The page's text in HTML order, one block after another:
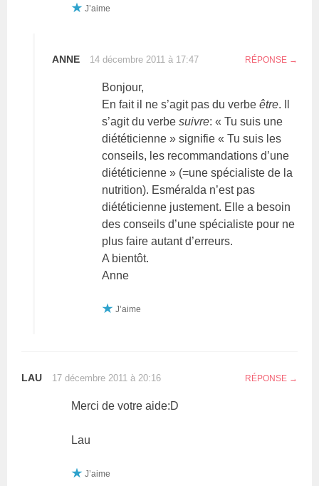
J’aime
ANNE 14 décembre 2011 à 17:47 RÉPONSE
Bonjour,
En fait il ne s’agit pas du verbeêtre. Il
s’agit du verbesuivre: « Tu suis une
diététicienne » signifie « Tu suis les
conseils, les recommandations d’une
diététicienne » (=une spécialiste de la
nutrition). Esméralda n’est pas
diététicienne justement. Elle a besoin
des conseils d’une spécialiste pour ne
plus faire autant d’erreurs.
A bientôt.
Anne
J’aime
LAU 17 décembre 2011 à 20:16 RÉPONSE
Merci de votre aide:D
Lau
J’aime